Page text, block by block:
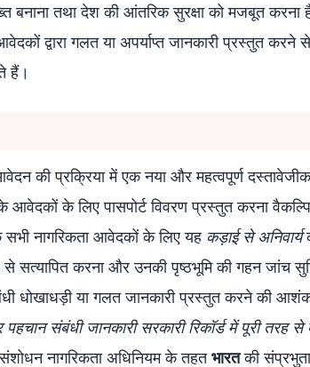
बनाना तथा देश की आंतरिक सुरक्षा को मजबूत करना
द्वारा गलत या अपर्याप्त जानकारी प्रस्तुत
हैं।
की प्रक्रिया में एक नया और महत्वपूर्ण
के लिए पासपोर्ट विवरण प्रस्तुत करना
नागरिकता आवेदकों के लिए यह कड़ाई से अनिवार्य
सत्यापित करना और उनकी पृष्ठभूमि की गहन जांच
धोखाधड़ी या गलत जानकारी प्रस्तुत करने की
संबंधी जानकारी सरकारी रिकॉर्ड में पूरी तरह से
नागरिकता अधिनियम के तहतभारतकी